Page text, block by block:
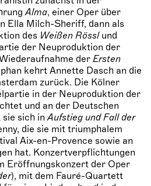
Alma, einer Oper über
Ella Milch-Sheriff, dann als
des Weißen Rössl und
der Neuproduktion der
der Ersten
kehrt Annette Dasch an die
zurück. Die Kölner
in der Neuproduktion der
und an der Deutschen
sie sich inAufstieg und Fall der
die sie mit triumphalem
Aix-en-Provence sowie an
hat. Konzertverpflichtungen
Eröffnungskonzert der Oper
), mit dem Fauré-Quartett